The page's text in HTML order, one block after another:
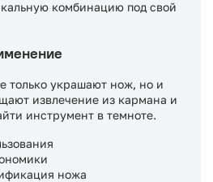
комбинацию под свой
только украшают нож, но и
извлечение из кармана и
инструмент в темноте.
ножа